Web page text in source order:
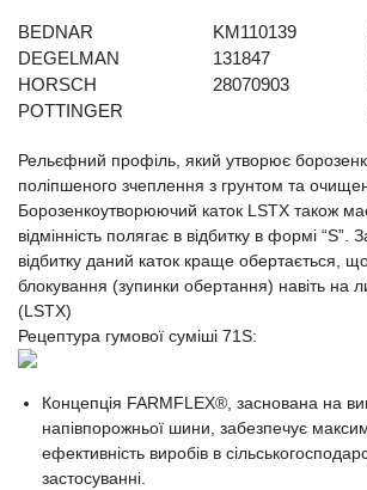
BEDNAR KM110139
DEGELMAN
131847
HORSCH
28070903
POTTINGER
Рельєфний профіль, який утворює
поліпшеного зчеплення з грунтом та
Борозенкоутворюючий каток LSTX також
відмінність полягає в відбитку в формі “S”.
відбитку даний каток краще обертається,
блокування (зупинки обертання) навіть на
(LSTX)
Рецептура гумової суміші 71S:
Концепція FARMFLEX®, заснована на
напівпорожньої шини, забезпечує
ефективність виробів в
застосуванні.